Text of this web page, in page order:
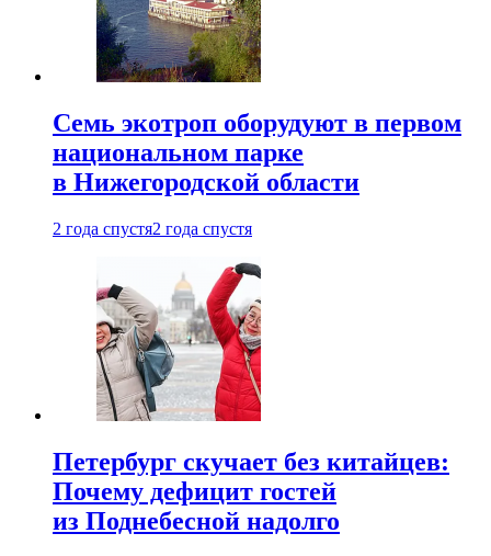
Семь экотроп оборудуют в первом
национальном парке
в Нижегородской области
2 года спустя2 года спустя
Петербург скучает без китайцев:
Почему дефицит гостей
из Поднебесной надолго